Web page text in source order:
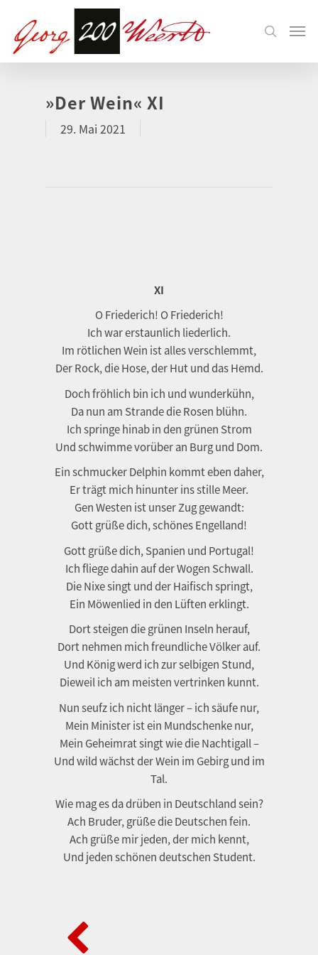
»Der Wein« XI
29. Mai 2021
XI
O Friederich! O Friederich!
Ich war erstaunlich liederlich.
Im rötlichen Wein ist alles verschlemmt,
Der Rock, die Hose, der Hut und das Hemd.
Doch fröhlich bin ich und wunderkühn,
Da nun am Strande die Rosen blühn.
Ich springe hinab in den grünen Strom
Und schwimme vorüber an Burg und Dom.
Ein schmucker Delphin kommt eben daher,
Er trägt mich hinunter ins stille Meer.
Gen Westen ist unser Zug gewandt:
Gott grüße dich, schönes Engelland!
Gott grüße dich, Spanien und Portugal!
Ich fliege dahin auf der Wogen Schwall.
Die Nixe singt und der Haifisch springt,
Ein Möwenlied in den Lüften erklingt.
Dort steigen die grünen Inseln herauf,
Dort nehmen mich freundliche Völker auf.
Und König werd ich zur selbigen Stund,
Dieweil ich am meisten vertrinken kunnt.
Nun seufz ich nicht länger – ich säufe nur,
Mein Minister ist ein Mundschenke nur,
Mein Geheimrat singt wie die Nachtigall –
Und wild wächst der Wein im Gebirg und im
Tal.
Wie mag es da drüben in Deutschland sein?
Ach Bruder, grüße die Deutschen fein.
Ach grüße mir jeden, der mich kennt,
Und jeden schönen deutschen Student.